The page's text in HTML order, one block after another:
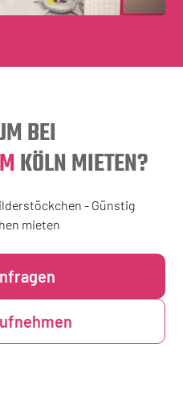
BEI
KÖLN MIETEN?
- Günstig
mieten